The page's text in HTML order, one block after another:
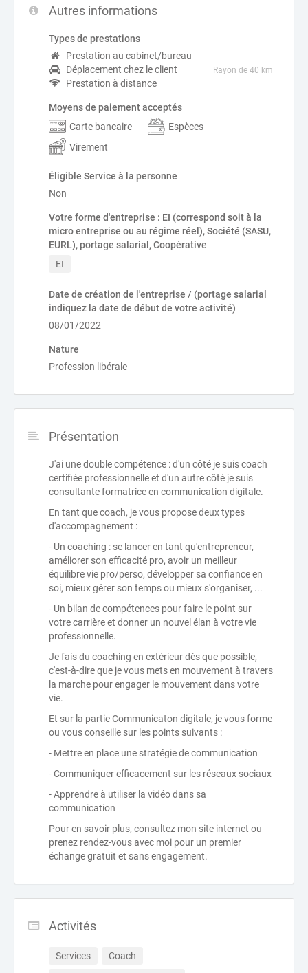
Autres informations
Types de prestations
Prestation au cabinet/bureau
Déplacement chez le client
Rayon de 40 km
Prestation à distance
Moyens de paiement acceptés
Carte bancaire
Espèces
Virement
Éligible Service à la personne
Non
Votre forme d'entreprise : EI (correspond soit à la
micro entreprise ou au régime réel), Société (SASU,
EURL), portage salarial, Coopérative
EI
Date de création de l'entreprise / (portage salarial
indiquez la date de début de votre activité)
08/01/2022
Nature
Profession libérale
Présentation
J'ai une double compétence : d'un côté je suis coach
certifiée professionnelle et d'un autre côté je suis
consultante formatrice en communication digitale.
En tant que coach, je vous propose deux types
d'accompagnement :
- Un coaching : se lancer en tant qu'entrepreneur,
améliorer son efficacité pro, avoir un meilleur
équilibre vie pro/perso, développer sa confiance en
soi, mieux gérer son temps ou mieux s'organiser, ...
- Un bilan de compétences pour faire le point sur
votre carrière et donner un nouvel élan à votre vie
professionnelle.
Je fais du coaching en extérieur dès que possible,
c'est-à-dire que je vous mets en mouvement à travers
la marche pour engager le mouvement dans votre
vie.
Et sur la partie Communicaton digitale, je vous forme
ou vous conseille sur les points suivants :
- Mettre en place une stratégie de communication
- Communiquer efficacement sur les réseaux sociaux
- Apprendre à utiliser la vidéo dans sa
communication
Pour en savoir plus, consultez mon site internet ou
prenez rendez-vous avec moi pour un premier
échange gratuit et sans engagement.
Activités
Services
Coach